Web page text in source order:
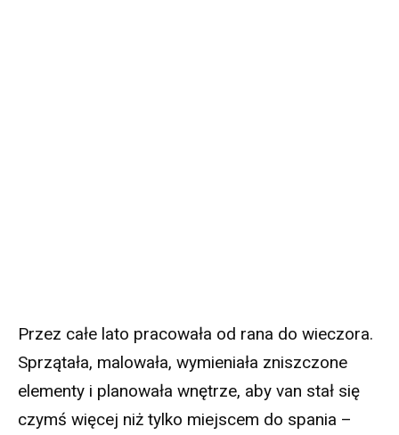
Przez całe lato pracowała od rana do wieczora.
Sprzątała, malowała, wymieniała zniszczone
elementy i planowała wnętrze, aby van stał się
czymś więcej niż tylko miejscem do spania –